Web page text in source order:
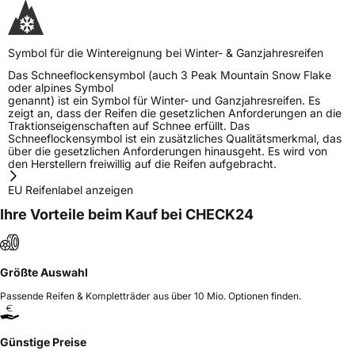
Symbol für die Wintereignung bei Winter- & Ganzjahresreifen
Das Schneeflockensymbol (auch 3 Peak Mountain Snow Flake
oder alpines Symbol
genannt) ist ein Symbol für Winter- und Ganzjahresreifen. Es
zeigt an, dass der Reifen die gesetzlichen Anforderungen an die
Traktionseigenschaften auf Schnee erfüllt. Das
Schneeflockensymbol ist ein zusätzliches Qualitätsmerkmal, das
über die gesetzlichen Anforderungen hinausgeht. Es wird von
den Herstellern freiwillig auf die Reifen aufgebracht.
EU Reifenlabel anzeigen
Ihre Vorteile beim Kauf bei CHECK24
Größte Auswahl
Passende Reifen & Kompletträder aus über 10 Mio. Optionen finden.
Günstige Preise